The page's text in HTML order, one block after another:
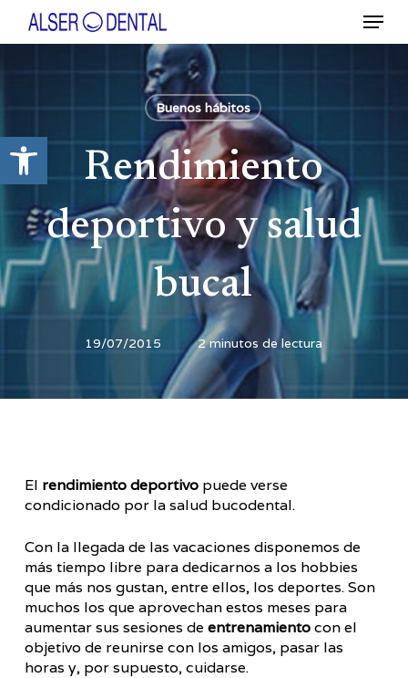
Abrir barra de herramientas
contenido
Menú
Buenos hábitos
Rendimiento
deportivo y salud
bucal
19/07/2015 2 minutos de lectura
El rendimiento deportivopuede verse
condicionado por la salud bucodental.
Con la llegada de las vacaciones disponemos de
más tiempo libre para dedicarnos a los hobbies
que más nos gustan, entre ellos, los deportes. Son
muchos los que aprovechan estos meses para
aumentar sus sesiones de entrenamientocon el
objetivo de reunirse con los amigos, pasar las
horas y, por supuesto, cuidarse.